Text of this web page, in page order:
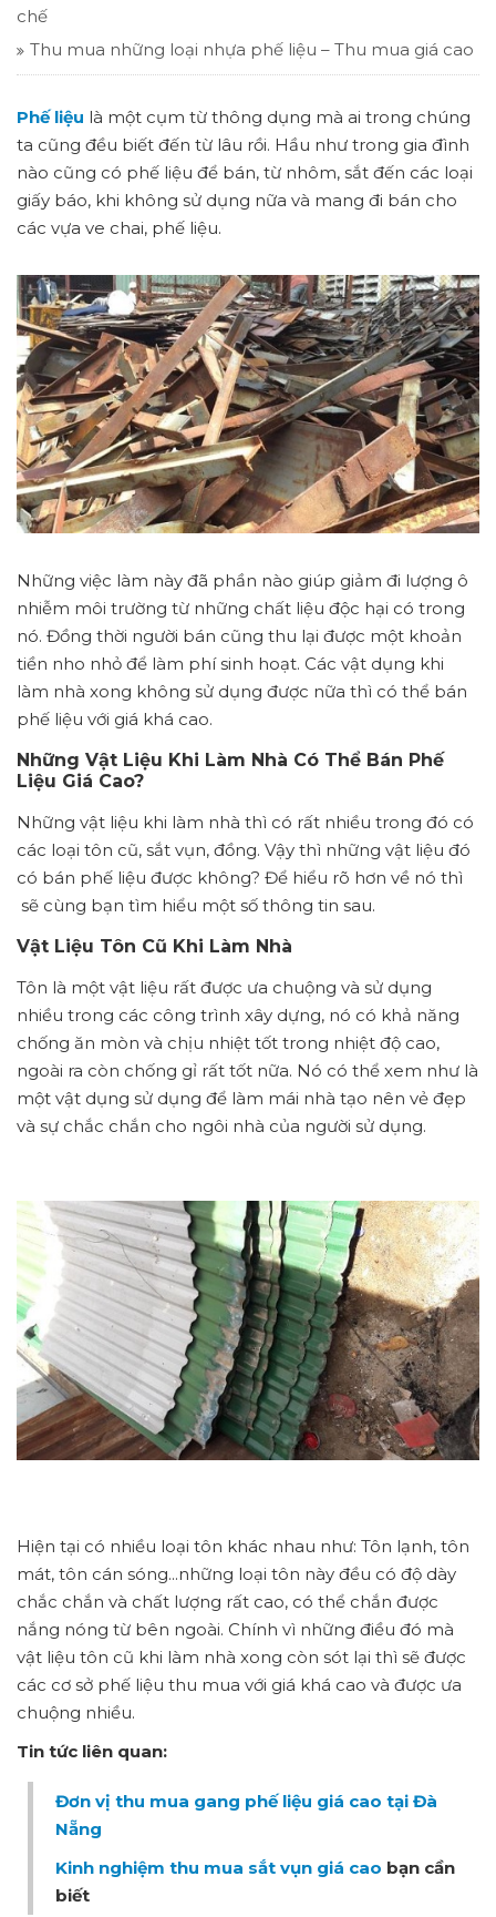
chế
Thu mua những loại nhựa phế liệu – Thu mua giá cao
Phế liệu là một cụm từ thông dụng mà ai trong chúng
ta cũng đều biết đến từ lâu rồi. Hầu như trong gia đình
nào cũng có phế liệu để bán, từ nhôm, sắt đến các loại
giấy báo, khi không sử dụng nữa và mang đi bán cho
các vựa ve chai, phế liệu.
Những việc làm này đã phần nào giúp giảm đi lượng ô
nhiễm môi trường từ những chất liệu độc hại có trong
nó. Đồng thời người bán cũng thu lại được một khoản
tiền nho nhỏ để làm phí sinh hoạt. Các vật dụng khi
làm nhà xong không sử dụng được nữa thì có thể bán
phế liệu với giá khá cao.
Những Vật Liệu Khi Làm Nhà Có Thể Bán Phế
Liệu Giá Cao?
Những vật liệu khi làm nhà thì có rất nhiều trong đó có
các loại tôn cũ, sắt vụn, đồng. Vậy thì những vật liệu đó
có bán phế liệu được không? Để hiểu rõ hơn về nó thì
sẽ cùng bạn tìm hiểu một số thông tin sau.
Vật Liệu Tôn Cũ Khi Làm Nhà
Tôn là một vật liệu rất được ưa chuộng và sử dụng
nhiều trong các công trình xây dựng, nó có khả năng
chống ăn mòn và chịu nhiệt tốt trong nhiệt độ cao,
ngoài ra còn chống gỉ rất tốt nữa. Nó có thể xem như là
một vật dụng sử dụng để làm mái nhà tạo nên vẻ đẹp
và sự chắc chắn cho ngôi nhà của người sử dụng.
Hiện tại có nhiều loại tôn khác nhau như: Tôn lạnh, tôn
mát, tôn cán sóng...những loại tôn này đều có độ dày
chắc chắn và chất lượng rất cao, có thể chắn được
nắng nóng từ bên ngoài. Chính vì những điều đó mà
vật liệu tôn cũ khi làm nhà xong còn sót lại thì sẽ được
các cơ sở phế liệu thu mua với giá khá cao và được ưa
chuộng nhiều.
Tin tức liên quan:
Đơn vị thu mua gang phế liệu giá cao tại Đà
Nẵng
Kinh nghiệm thu mua sắt vụn giá cao bạn cần
biết